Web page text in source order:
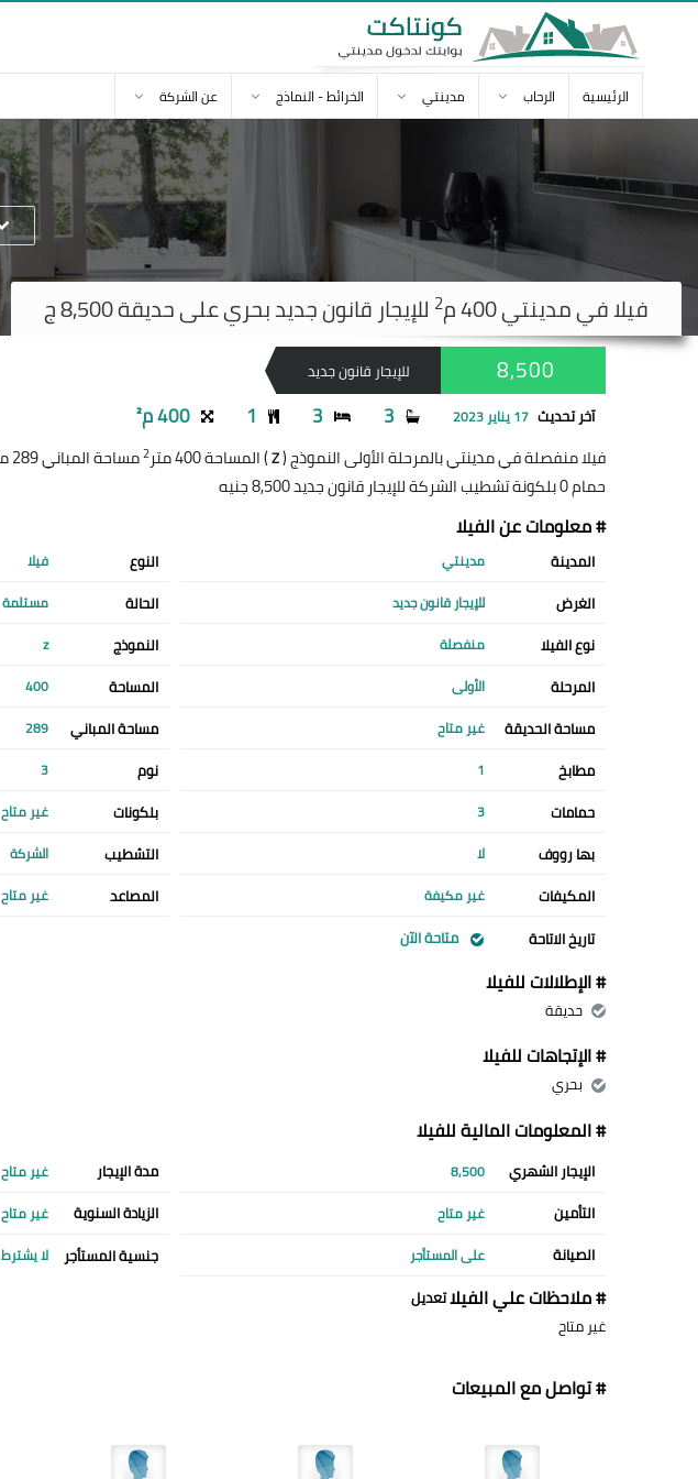
الرئيسية الرحاب مدينتي الخرائط - النماذج عن الشركة
فيلا فيمدينتي 2 للإيجار قانون جديد بحري على حديقة 8,500 ج
للإيجار قانون جديد 8,500
آخر تحديث 17 يناير 2023 3
3
1 400 م²
فيلا منفصلة في مدينتي بالمرحلة الأولى النموذج (Z) المساحة 400 متر 2مساحة المباني 289 متر
حمام 0 بلكونة تشطيب الشركة للإيجار قانون جديد 8,500 جنيه
# معلومات عن الفيلا
المدينة مدينتي النوع فيلا
الغرض للإيجار قانون جديد الحالة مستلمة
نوع الفيلا منفصلة النموذج z
المرحلة الأولى المساحة 400
مساحة الحديقة غير متاح مساحة المباني 289
مطابخ 1 نوم 3
حمامات 3 بلكونات غير متاح
بها رووف لا التشطيب الشركة
المكيفات غير مكيفة المصاعد غير متاح
تاريخ الاتاحة متاحة الآن
# الإطلالات للفيلا
حديقة
# الإتجاهات للفيلا
بحري
# المعلومات المالية للفيلا
الإيجار الشهري 8,500 مدة الإيجار غير متاح
التأمين غير متاح الزيادة السنوية غير متاح
الصيانة على المستأجر جنسية المستأجر لا يشترط
# ملاحظات علي الفيلاتعديل
غير متاح
# تواصل مع المبيعات